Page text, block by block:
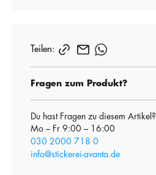
Teilen:
Fragen zum Produkt?
Du hast Fragen zu diesem Artikel?
Mo – Fr 9:00 – 16:00
030 2000 718 0
info@stickerei-avanta.de